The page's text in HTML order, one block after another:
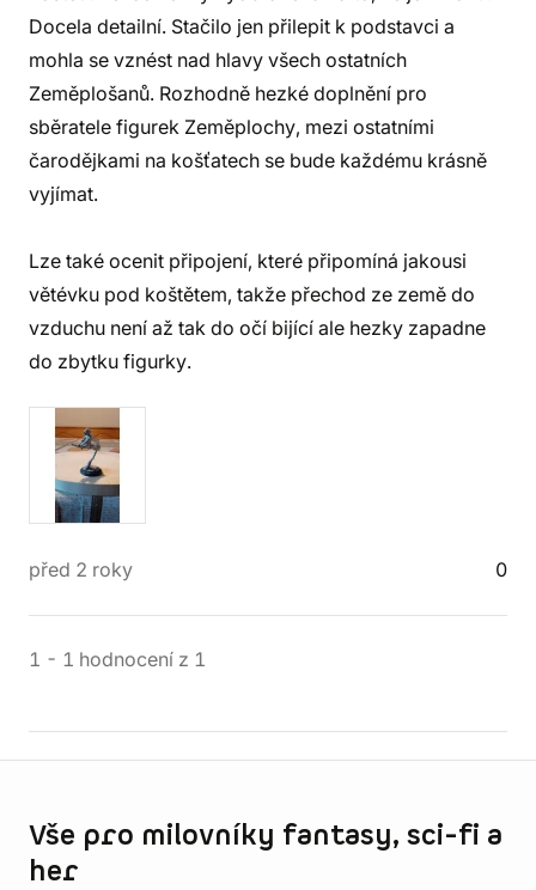
Docela detailní. Stačilo jen přilepit k podstavci a
mohla se vznést nad hlavy všech ostatních
Zeměplošanů. Rozhodně hezké doplnění pro
sběratele figurek Zeměplochy, mezi ostatními
čarodějkami na košťatech se bude každému krásně
vyjímat.
Lze také ocenit připojení, které připomíná jakousi
větévku pod koštětem, takže přechod ze země do
vzduchu není až tak do očí bijící ale hezky zapadne
do zbytku figurky.
před 2 roky 0
1 - 1 hodnocení z 1
Vše pro milovníky fantasy, sci-fi a
her